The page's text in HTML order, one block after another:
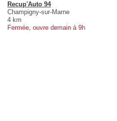
Recup'Auto 94
Champigny-sur-Marne
4 km
Fermée, ouvre demain à 9h